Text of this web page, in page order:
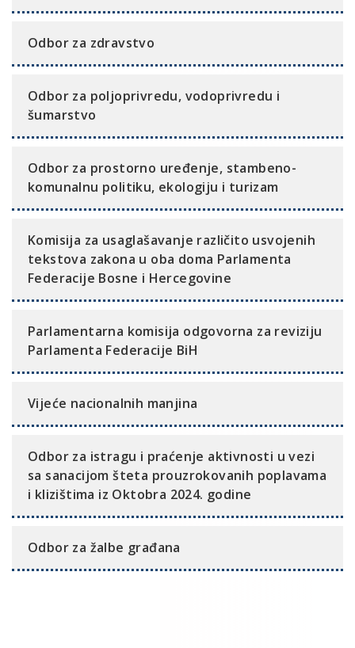
Odbor za zdravstvo
Odbor za poljoprivredu, vodoprivredu i
šumarstvo
Odbor za prostorno uređenje, stambeno-
komunalnu politiku, ekologiju i turizam
Komisija za usaglašavanje različito usvojenih
tekstova zakona u oba doma Parlamenta
Federacije Bosne i Hercegovine
Parlamentarna komisija odgovorna za reviziju
Parlamenta Federacije BiH
Vijeće nacionalnih manjina
Odbor za istragu i praćenje aktivnosti u vezi
sa sanacijom šteta prouzrokovanih poplavama
i klizištima iz Oktobra 2024. godine
Odbor za žalbe građana